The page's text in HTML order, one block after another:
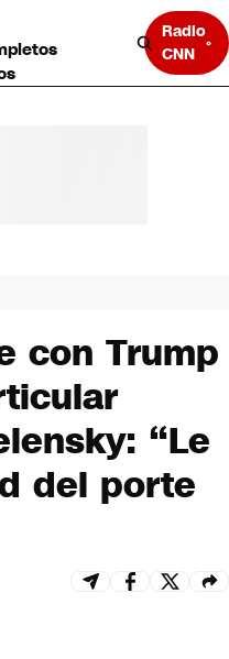
Radio
CNN
con Trump
“Le
del porte